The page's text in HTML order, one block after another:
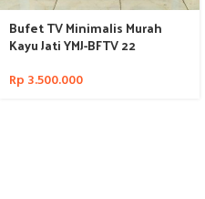
Bufet TV Minimalis Murah
Kayu Jati YMJ-BFTV 22
Rp 3.500.000